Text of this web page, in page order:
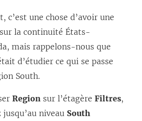
c’est une chose d’avoir une
la continuité États-
mais rappelons-nous que
d’étudier ce qui se passe
South.
Region sur l’étagère Filtres,
niveau South